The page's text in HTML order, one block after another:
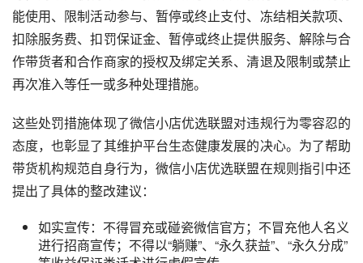
能使用、限制活动参与、暂停或终止支付、冻结相关款项、
扣除服务费、扣罚保证金、暂停或终止提供服务、解除与合
作带货者和合作商家的授权及绑定关系、清退及限制或禁止
再次准入等任一或多种处理措施。
这些处罚措施体现了微信小店优选联盟对违规行为零容忍的
态度，也彰显了其维护平台生态健康发展的决心。为了帮助
带货机构规范自身行为，微信小店优选联盟在规则指引中还
提出了具体的整改建议：
如实宣传：不得冒充或碰瓷微信官方；不冒充他人名义
进行招商宣传；不得以“躺赚”、“永久获益”、“永久分成”